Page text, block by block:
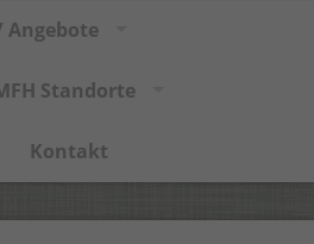
Angebote
Standorte
Kontakt